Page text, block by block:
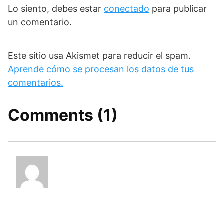
Lo siento, debes estar conectado para publicar
un comentario.
Este sitio usa Akismet para reducir el spam.
Aprende cómo se procesan los datos de tus
comentarios.
Comments (1)